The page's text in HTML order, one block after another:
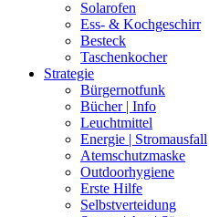
Solarofen
Ess- & Kochgeschirr
Besteck
Taschenkocher
Strategie
Bürgernotfunk
Bücher | Info
Leuchtmittel
Energie | Stromausfall
Atemschutzmaske
Outdoorhygiene
Erste Hilfe
Selbstverteidung